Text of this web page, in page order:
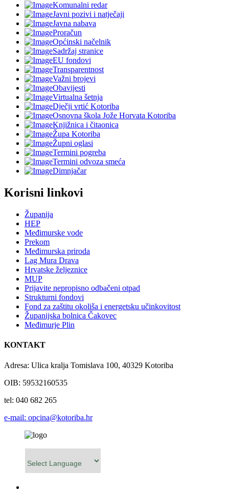
Komunalni redar
Javni pozivi i natječaji
Javna nabava
Proračun
Općinski načelnik
Sadržaj stranice
EU fondovi
Transparentnost
Važni brojevi
Obavijesti
Virtualna šetnja
Dječji vrtić Kotoriba
Osnovna škola Jože Horvata Kotoriba
Knjižnica i čitaonica
Župa Kotoriba
Župni oglasi
Termini pogreba
Termini odvoza smeća
Dimnjačar
Korisni linkovi
Županija
HEP
Međimurske vode
Prekom
Međimurska priroda
Lag Mura Drava
Hrvatske željeznice
MUP
Prijavite nepropisno odbačeni otpad
Strukturni fondovi
Fond za zaštitu okoliša i energetsku učinkovitost
Županijska bolnica Čakovec
Međimurje Plin
KONTAKT
Adresa: Ulica kralja Tomislava 100, 40329 Kotoriba
OIB: 59532160535
tel: 040 682 265
e-mail: opcina@kotoriba.hr